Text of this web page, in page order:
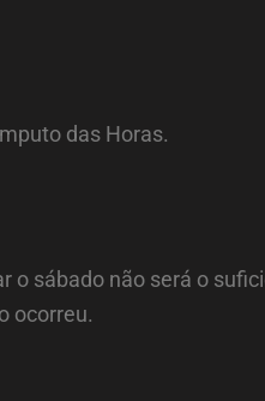
das Horas.
sábado não será o
ocorreu.